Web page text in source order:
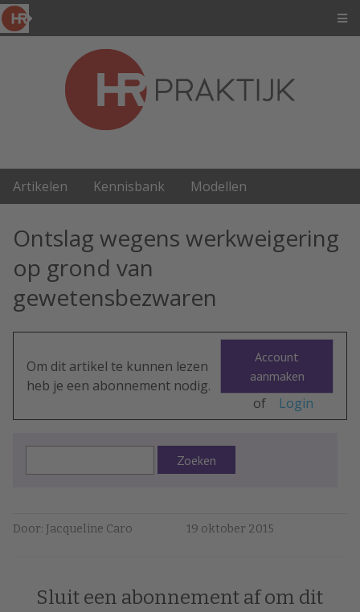
Artikelen Kennisbank Modellen
Ontslag wegens werkweigering
op grond van
gewetensbezwaren
Om dit artikel te kunnen lezen
heb je een abonnement nodig.
Account
aanmaken
of Login
Zoeken
Door: Jacqueline Caro 19 oktober 2015
Sluit een abonnement af om dit